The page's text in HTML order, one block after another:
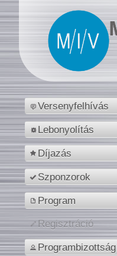
Versenyfelhívás
Lebonyolítás
Díjazás
Szponzorok
Program
Regisztráció
Programbizottság